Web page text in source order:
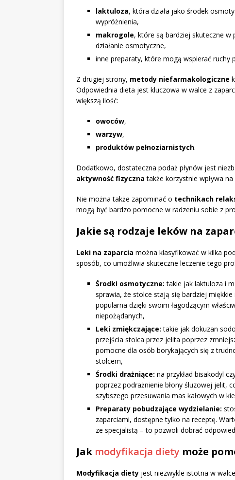
laktuloza, która działa jako środek
wypróżnienia,
makrogole, które są bardziej skuteczne w
działanie osmotyczne,
inne preparaty, które mogą wspierać ruchy
Z drugiej strony, metody niefarmakologiczne
Odpowiednia dieta jest kluczowa w walce z
większą ilość:
owoców,
warzyw,
produktów pełnoziarnistych.
Dodatkowo, dostateczna podaż płynów jest
aktywność fizyczna także korzystnie wpływa
Nie można także zapominać o technikach
mogą być bardzo pomocne w radzeniu sobie z
Jakie są rodzaje leków na
Leki na zaparcia można klasyfikować w kilka
sposób, co umożliwia skuteczne leczenie tego
Środki osmotyczne: takie jak laktuloza i
sprawia, że stolce stają się bardziej miękkie
popularna dzięki swoim łagodzącym
niepożądanych,
Leki zmiękczające: takie jak dokuzan
przejścia stolca przez jelita poprzez
pomocne dla osób borykających się z
stolcem,
Środki drażniące: na przykład bisakodyl
poprzez podrażnienie błony śluzowej jelit,
szybszego przesuwania mas kałowych w
Preparaty pobudzające wydzielanie:
zaparciami, dostępne tylko na receptę.
ze specjalistą – to pozwoli dobrać
Jak modyfikacja diety może
Modyfikacja diety jest niezwykle istotna w